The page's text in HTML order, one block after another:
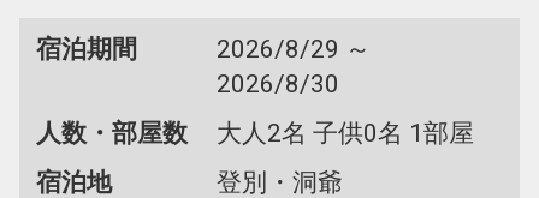
宿泊期間
2026/8/29 ～
2026/8/30
人数・部屋数
大人2名 子供0名 1部屋
宿泊地
登別・洞爺